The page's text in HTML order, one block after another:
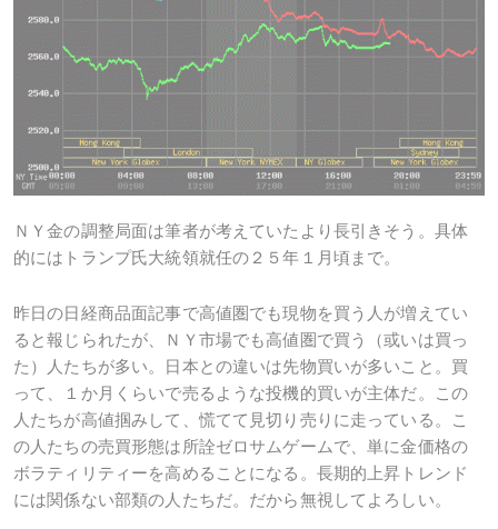
ＮＹ金の調整局面は筆者が考えていたより長引きそう。具体
的にはトランプ氏大統領就任の２５年１月頃まで。
昨日の日経商品面記事で高値圏でも現物を買う人が増えてい
ると報じられたが、ＮＹ市場でも高値圏で買う（或いは買っ
た）人たちが多い。日本との違いは先物買いが多いこと。買
って、１か月くらいで売るような投機的買いが主体だ。この
人たちが高値掴みして、慌てて見切り売りに走っている。こ
の人たちの売買形態は所詮ゼロサムゲームで、単に金価格の
ボラティリティーを高めることになる。長期的上昇トレンド
には関係ない部類の人たちだ。だから無視してよろしい。